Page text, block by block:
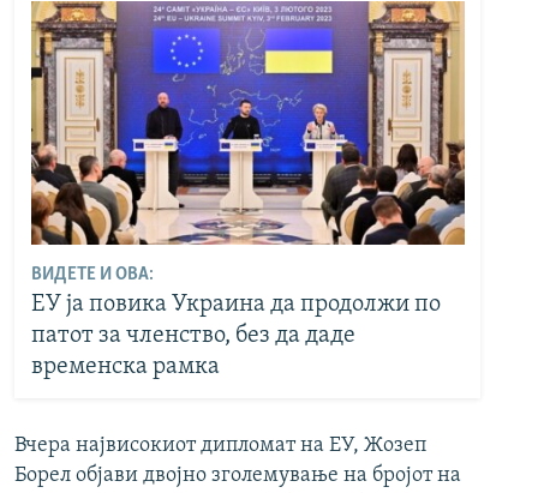
ВИДЕТЕ И ОВА:
ЕУ ја повика Украина да продолжи по
патот за членство, без да даде
временска рамка
Вчера највисокиот дипломат на ЕУ, Жозеп
Борел објави двојно зголемување на бројот на